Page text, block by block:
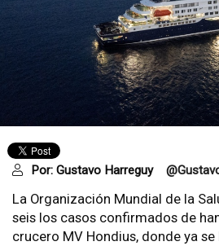
Por: Gustavo Harreguy
La Organización Mundial de la
seis los casos confirmados de
crucero MV Hondius, donde ya